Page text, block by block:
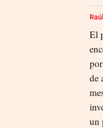
El
de
un